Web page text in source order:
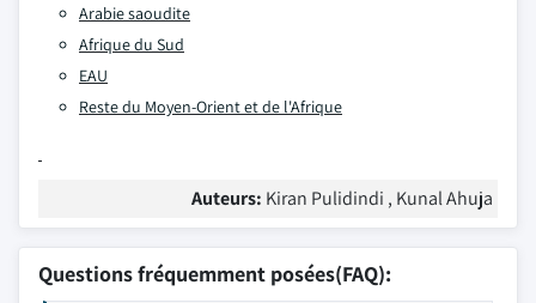
Arabie saoudite
Afrique du Sud
EAU
Reste du Moyen-Orient et de l'Afrique
Auteurs: Kiran Pulidindi , Kunal Ahuja
Questions fréquemment posées(FAQ):